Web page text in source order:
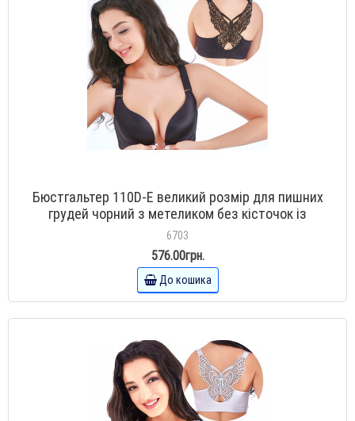
Бюстгальтер 110D-E великий розмір для пишних
грудей чорний з метеликом без кісточок із
застібкою спереду
6703
576.00грн.
До кошика